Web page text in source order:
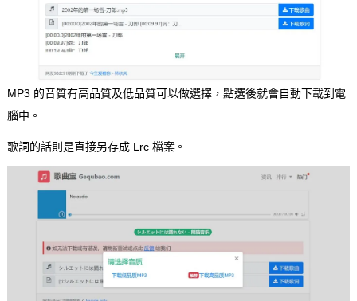
MP3 的音質有高品質及低品質可以做選擇，點選後就會自動下載到電
腦中。
歌詞的話則是直接另存成 Lrc 檔案。